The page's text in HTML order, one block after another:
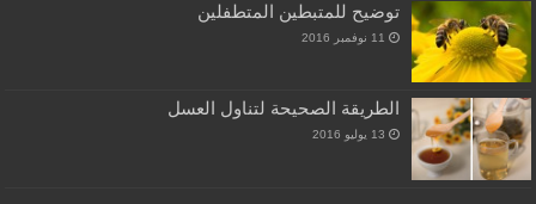
توضيح للمتبطين المتطفلين
11 نوفمبر 2016
الطريقة الصحيحة لتناول العسل
13 يوليو 2016